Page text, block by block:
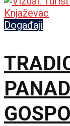
Događaji